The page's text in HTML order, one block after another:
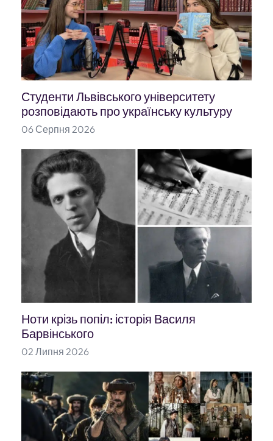
Студенти Львівського університету
розповідають про українську культуру
06 Серпня 2026
Ноти крізь попіл: історія Василя
Барвінського
02 Липня 2026